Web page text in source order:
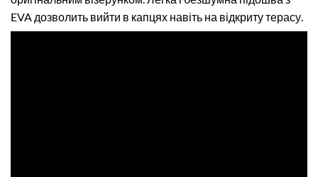
EVA дозволить вийти в капцях навіть на відкриту терасу.